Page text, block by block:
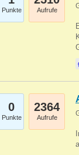
Punkte Aufrufe
0
Punkte
2364
Aufrufe